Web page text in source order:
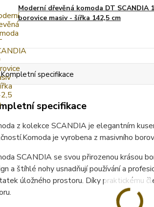
Moderní dřevěná komoda DT SCANDIA
borovice masiv - šířka 142,5 cm
Kompletní specifikace
specifikace
z kolekce SCANDIA je elegantním
Komoda je vyrobena z masivního
SCANDIA se svou přirozenou krásou
a štíhlé nohy usnadňují používání a
úložného prostoru. Díky praktickému